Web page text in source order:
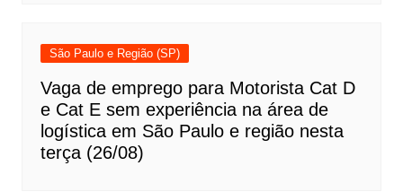
São Paulo e Região (SP)
Vaga de emprego para Motorista Cat D
e Cat E sem experiência na área de
logística em São Paulo e região nesta
terça (26/08)